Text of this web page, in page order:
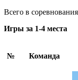
Всего в
Игры за 1-4 места
№ Команда